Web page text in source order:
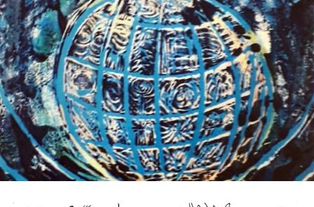
ARTICLE